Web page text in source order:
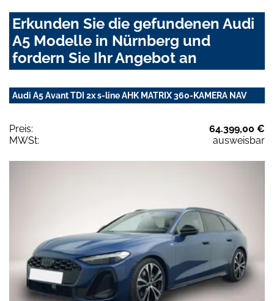
Erkunden Sie die gefundenen Audi
A5 Modelle in Nürnberg und
fordern Sie Ihr Angebot an
Audi A5 Avant TDI 2x s-line AHK MATRIX 360-KAMERA NAV
Preis:
64.399,00 €
MWSt:
ausweisbar